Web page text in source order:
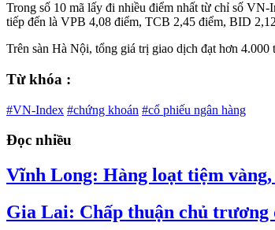
Trong số 10 mã lấy đi nhiều điểm nhất từ chỉ số
tiếp đến là VPB 4,08 điểm, TCB 2,45 điểm, BID
Trên sàn Hà Nội, tổng giá trị giao dịch đạt hơn
Từ khóa :
#VN-Index #chứng khoán #cổ phiếu ngân hàng
Đọc nhiều
Vĩnh Long: Hàng loạt tiệm
Gia Lai: Chấp thuận chủ trương